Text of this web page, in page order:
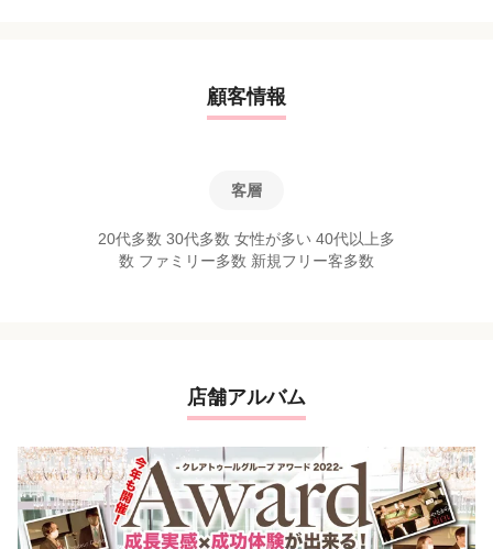
顧客情報
客層
20代多数 30代多数 女性が多い 40代以上多
数 ファミリー多数 新規フリー客多数
店舗アルバム